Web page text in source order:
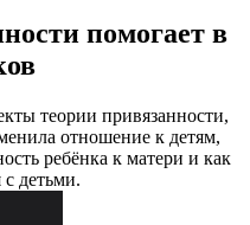
помогает в
теории привязанности,
отношение к детям,
ребёнка к матери и как
детьми.